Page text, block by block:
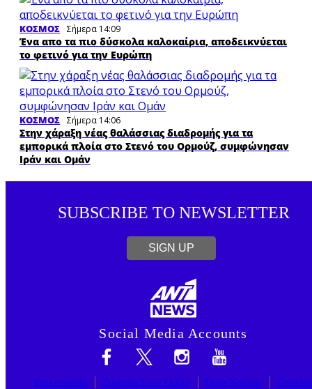
ΚΟΣΜΟΣ Σήμερα 14:09
Ένα απο τα πιο δύσκολα καλοκαίρια, αποδεικνύεται
το φετινό για την Ευρώπη
ΚΟΣΜΟΣ Σήμερα 14:06
Στην χάραξη νέας θαλάσσιας διαδρομής για τα
εμπορικά πλοία στο Στενό του Ορμούζ, συμφώνησαν
Ιράν και Ομάν
SUBSCRIBE TO NEWSLETTER
SIGN UP
Social Media Accounts
Επικοινωνία Εργασία Στον Όμιλο Όροι Χρήσης Cookies